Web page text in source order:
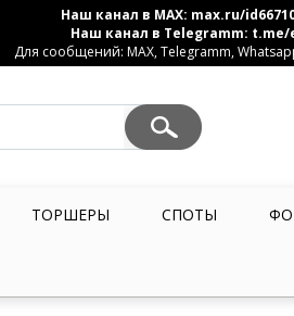
Наш канал в MAX: max.ru/
Наш канал в Telegramm: t.me/
Для сообщений: MAX, Telegramm,
ТОРШЕРЫ СПОТЫ